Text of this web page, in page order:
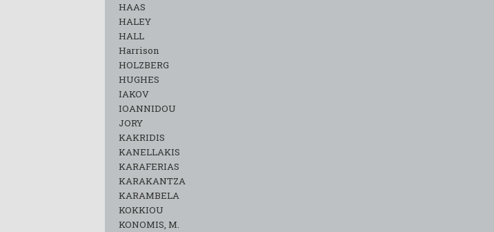
HAAS
HALEY
HALL
Harrison
HOLZBERG
HUGHES
IAKOV
IOANNIDOU
JORY
KAKRIDIS
KANELLAKIS
KARAFERIAS
KARAKANTZA
KARAMΒELA
KOKKIOU
KONOMIS, M.